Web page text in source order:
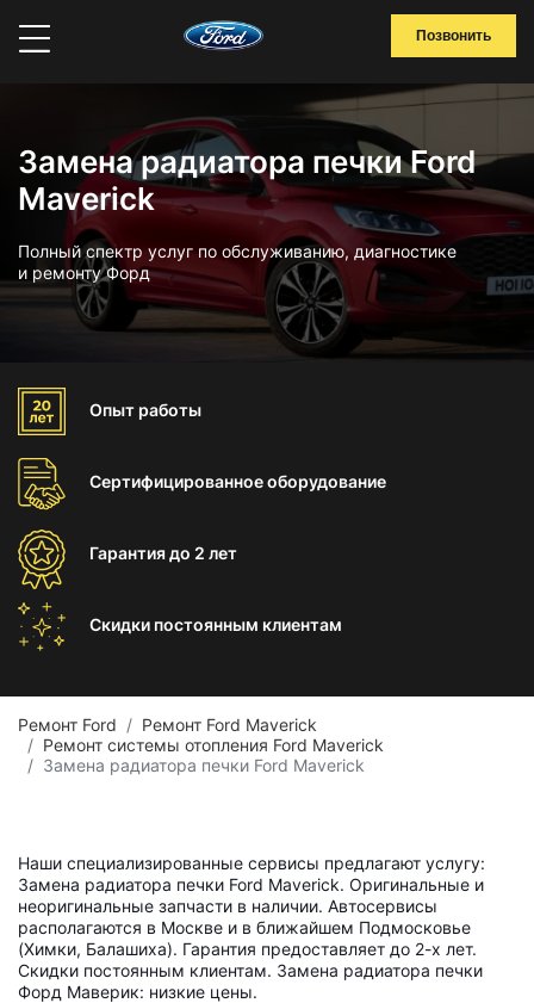
Позвонить
Замена радиатора печки Ford
Maverick
Полный спектр услуг по обслуживанию, диагностике
и ремонту Форд
Опыт работы
Сертифицированноеоборудование
Гарантиядо 2 лет
Скидки постоянным клиентам
Ремонт Ford
Ремонт Ford Maverick
Ремонт системы отопления Ford Maverick
Замена радиатора печки Ford Maverick
Наши специализированные сервисы предлагают услугу:
Замена радиатора печки Ford Maverick. Оригинальные и
неоригинальные запчасти в наличии. Автосервисы
располагаются в Москве и в ближайшем Подмосковье
(Химки, Балашиха). Гарантия предоставляет до 2-х лет.
Скидки постоянным клиентам. Замена радиатора печки
Форд Маверик: низкие цены.